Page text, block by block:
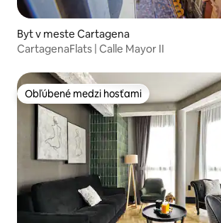
Byt v meste Cartagena
CartagenaFlats | Calle Mayor II
Obľúbené medzi hosťami
Obľúbené medzi hosťami